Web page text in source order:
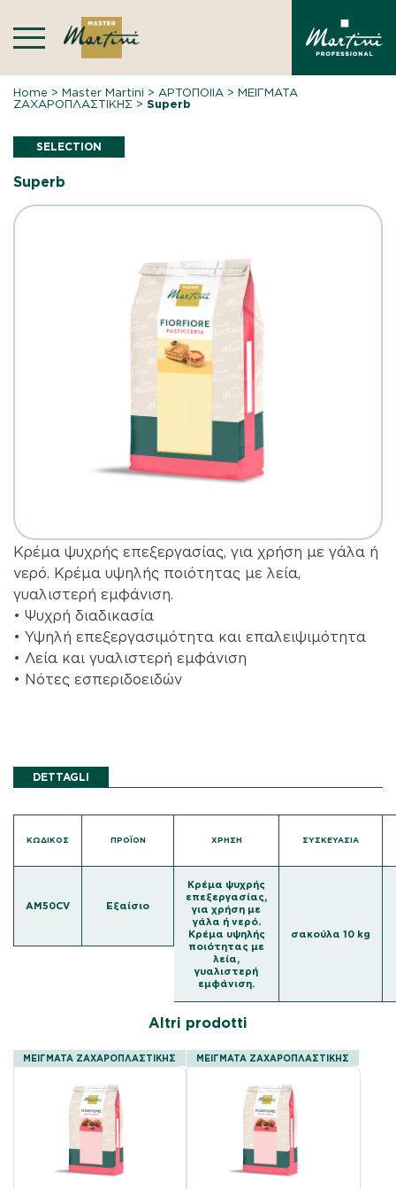
content
Home >Master Martini >ΑΡΤΟΠΟΙΙΑ >ΜΕΙΓΜΑΤΑ
ΖΑΧΑΡΟΠΛΑΣΤΙΚΗΣ >Superb
SELECTION
Superb
Κρέμα ψυχρής επεξεργασίας, για χρήση με γάλα ή
νερό. Κρέμα υψηλής ποιότητας με λεία,
γυαλιστερή εμφάνιση.
• Ψυχρή διαδικασία
• Υψηλή επεξεργασιμότητα και επαλειψιμότητα
• Λεία και γυαλιστερή εμφάνιση
• Νότες εσπεριδοειδών
DETTAGLI
ΚΩΔΙΚΌΣ ΠΡΟΪΟΝ
AM50CV Εξαίσιο
ΧΡΗΣΗ ΣΥΣΚΕΥΑΣΙΑ
Κρέμα ψυχρής
επεξεργασίας,
για χρήση με
γάλα ή νερό.
Κρέμα υψηλής
ποιότητας με
λεία,
γυαλιστερή
εμφάνιση.
σακούλα 10 kg
Altri prodotti
ΜΕΙΓΜΑΤΑ ΖΑΧΑΡΟΠΛΑΣΤΙΚΗΣ ΜΕΙΓΜΑΤΑ ΖΑΧΑΡΟΠΛΑΣΤΙΚΗΣ